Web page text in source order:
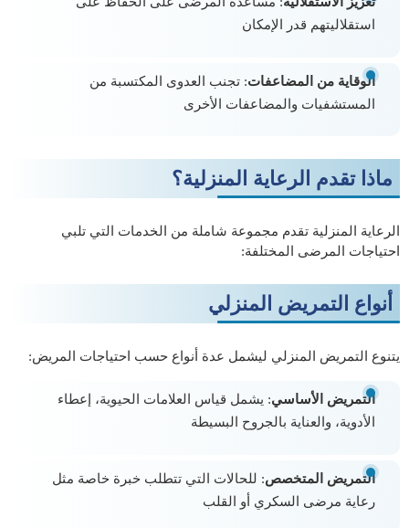
استقلاليتهم قدر الإمكان
الوقاية من المضاعفات: تجنب العدوى المكتسبة من
المستشفيات والمضاعفات الأخرى
ماذا تقدم الرعاية المنزلية؟
الرعاية المنزلية تقدم مجموعة شاملة من الخدمات التي تلبي
احتياجات المرضى المختلفة:
أنواع التمريض المنزلي
يتنوع التمريض المنزلي ليشمل عدة أنواع حسب احتياجات المريض:
التمريض الأساسي: يشمل قياس العلامات الحيوية، إعطاء
الأدوية، والعناية بالجروح البسيطة
التمريض المتخصص: للحالات التي تتطلب خبرة خاصة مثل
رعاية مرضى السكري أو القلب